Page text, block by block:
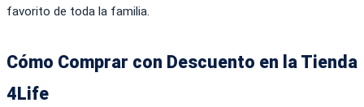
favorito de toda la familia.
Cómo Comprar con Descuento en la Tienda
4Life